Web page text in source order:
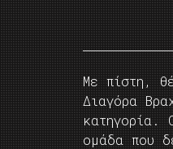
Με πίστη,
Διαγόρα
κατηγορία.
ομάδα που